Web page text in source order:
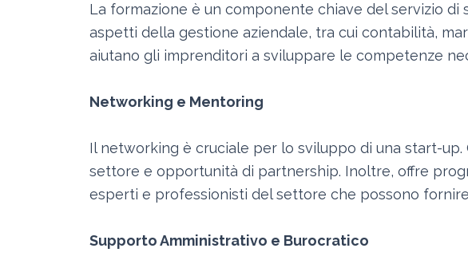
La formazione è un componente chiave del servizio
aspetti della gestione aziendale, tra cui contabilità,
aiutano gli imprenditori a sviluppare le competenze
Networking e Mentoring
Il networking è cruciale per lo sviluppo di una start-
settore e opportunità di partnership. Inoltre, offre
esperti e professionisti del settore che possono
Supporto Amministrativo e Burocratico